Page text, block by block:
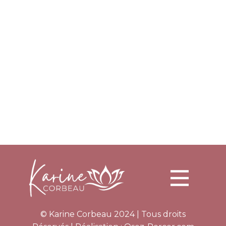
© Karine Corbeau 2024 | Tous droits